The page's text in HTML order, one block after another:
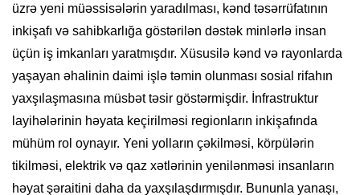
üzrə yeni müəssisələrin yaradılması, kənd təsərrüfatının
inkişafı və sahibkarlığa göstərilən dəstək minlərlə insan
üçün iş imkanları yaratmışdır. Xüsusilə kənd və rayonlarda
yaşayan əhalinin daimi işlə təmin olunması sosial rifahın
yaxşılaşmasına müsbət təsir göstərmişdir. İnfrastruktur
layihələrinin həyata keçirilməsi regionların inkişafında
mühüm rol oynayır. Yeni yolların çəkilməsi, körpülərin
tikilməsi, elektrik və qaz xətlərinin yenilənməsi insanların
həyat şəraitini daha da yaxşılaşdırmışdır. Bununla yanaşı,